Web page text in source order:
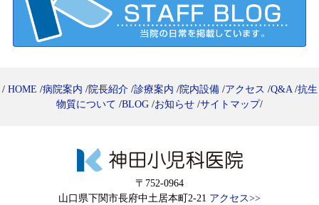
/ HOME /病院案内 /院長紹介/診療案内 /院内設備/アクセス /Q&A/抗生
物質について /BLOG /お知らせ /サイトマップ/
〒752-0964
山口県下関市長府中土居本町2-21 アクセス>>